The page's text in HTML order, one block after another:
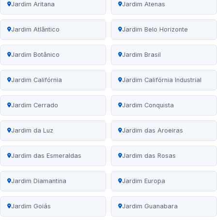
Jardim Aritana Jardim Atenas
Jardim Atlântico Jardim Belo Horizonte
Jardim Botânico Jardim Brasil
Jardim Califórnia Jardim Califórnia Industrial
Jardim Cerrado Jardim Conquista
Jardim da Luz Jardim das Aroeiras
Jardim das Esmeraldas Jardim das Rosas
Jardim Diamantina Jardim Europa
Jardim Goiás Jardim Guanabara